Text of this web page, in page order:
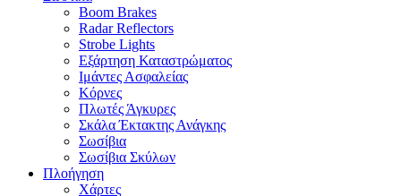
Boom Brakes
Radar Reflectors
Strobe Lights
Εξάρτηση Καταστρώματος
Ιμάντες Ασφαλείας
Κόρνες
Πλωτές Άγκυρες
Σκάλα Έκτακτης Ανάγκης
Σωσίβια
Σωσίβια Σκύλων
Πλοήγηση
Χάρτες